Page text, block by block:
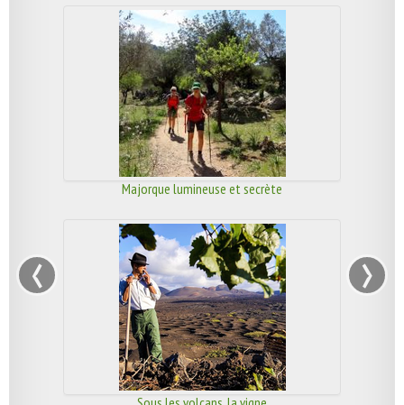
Majorque lumineuse et secrète
‹ ›